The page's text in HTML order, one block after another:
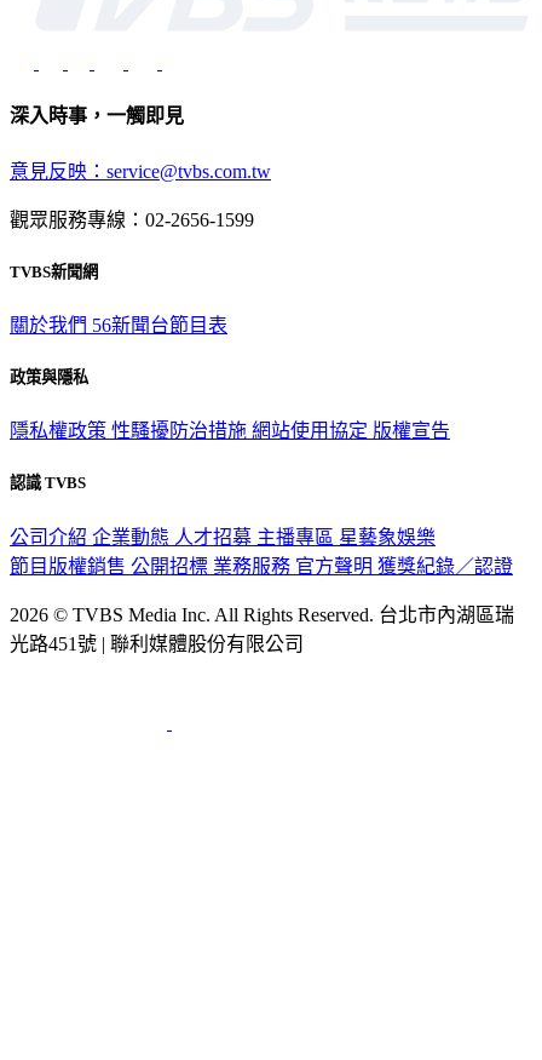
深入時事，一觸即見
意見反映：service@tvbs.com.tw
觀眾服務專線：02-2656-1599
TVBS新聞網
關於我們 56新聞台節目表
政策與隱私
隱私權政策 性騷擾防治措施 網站使用協定 版權宣告
認識 TVBS
公司介紹 企業動態 人才招募 主播專區 星藝象娛樂
節目版權銷售 公開招標 業務服務 官方聲明 獲獎紀錄／認證
2026 © TVBS Media Inc. All Rights Reserved. 台北市內湖區瑞
光路451號 | 聯利媒體股份有限公司